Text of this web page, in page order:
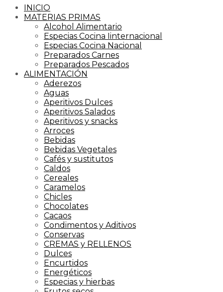
INICIO
MATERIAS PRIMAS
Alcohol Alimentario
Especias Cocina Iinternacional
Especias Cocina Nacional
Preparados Carnes
Preparados Pescados
ALIMENTACIÓN
Aderezos
Aguas
Aperitivos Dulces
Aperitivos Salados
Aperitivos y snacks
Arroces
Bebidas
Bebidas Vegetales
Cafés y sustitutos
Caldos
Cereales
Caramelos
Chicles
Chocolates
Cacaos
Condimentos y Aditivos
Conservas
CREMAS y RELLENOS
Dulces
Encurtidos
Energéticos
Especias y hierbas